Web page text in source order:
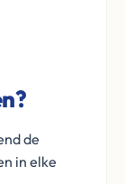
de
in elke